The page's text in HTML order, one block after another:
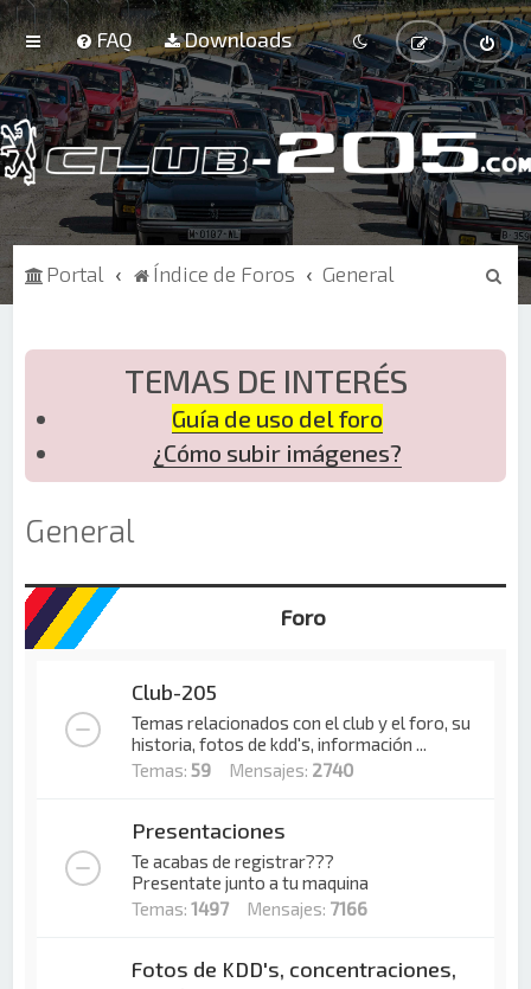
FAQ Downloads
Portal Índice de Foros General
B
TEMAS DE INTERÉS
Guía de uso del foro
¿Cómo subir imágenes?
General
Foro
Club-205
Temas relacionados con el club y el foro, su
historia, fotos de kdd's, información ...
Temas: 59 Mensajes: 2740
Presentaciones
Te acabas de registrar???
Presentate junto a tu maquina
Temas:1497 Mensajes: 7166
Fotos de KDD's, concentraciones,